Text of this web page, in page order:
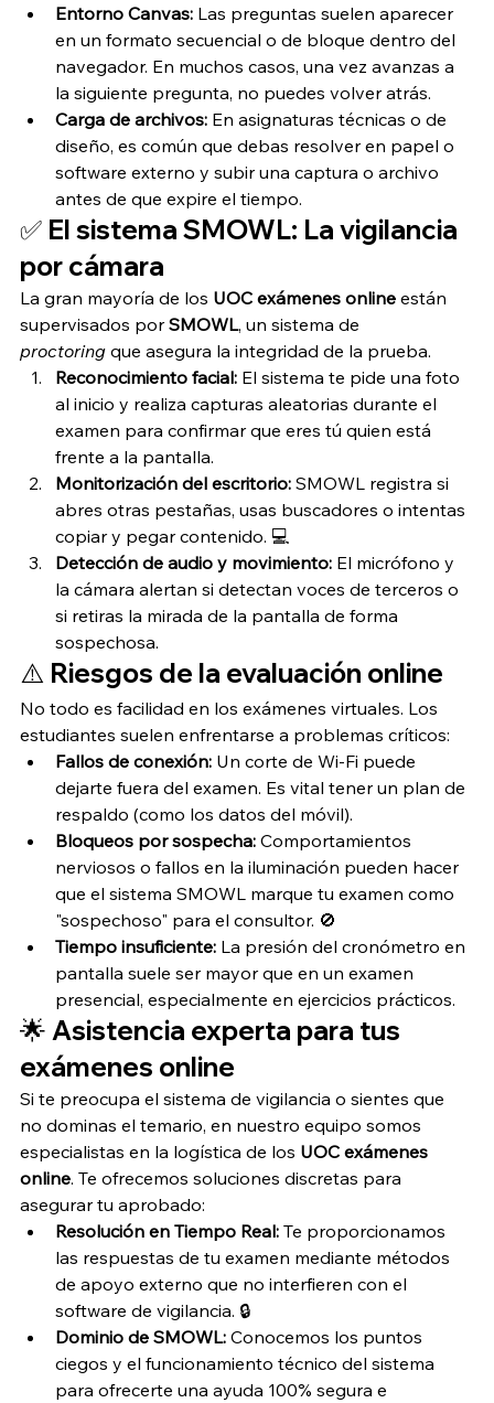
Entorno Canvas: Las preguntas suelen aparecer
en un formato secuencial o de bloque dentro del
navegador. En muchos casos, una vez avanzas a
la siguiente pregunta, no puedes volver atrás.
Carga de archivos: En asignaturas técnicas o de
diseño, es común que debas resolver en papel o
software externo y subir una captura o archivo
antes de que expire el tiempo.
✅ El sistema SMOWL: La vigilancia
por cámara
La gran mayoría de los UOC exámenes online están
supervisados por SMOWL, un sistema de
proctoring que asegura la integridad de la prueba.
Reconocimiento facial: El sistema te pide una foto
al inicio y realiza capturas aleatorias durante el
examen para confirmar que eres tú quien está
frente a la pantalla.
Monitorización del escritorio: SMOWL registra si
abres otras pestañas, usas buscadores o intentas
copiar y pegar contenido. 💻
Detección de audio y movimiento: El micrófono y
la cámara alertan si detectan voces de terceros o
si retiras la mirada de la pantalla de forma
sospechosa.
⚠️ Riesgos de la evaluación online
No todo es facilidad en los exámenes virtuales. Los
estudiantes suelen enfrentarse a problemas críticos:
Fallos de conexión: Un corte de Wi-Fi puede
dejarte fuera del examen. Es vital tener un plan de
respaldo (como los datos del móvil).
Bloqueos por sospecha: Comportamientos
nerviosos o fallos en la iluminación pueden hacer
que el sistema SMOWL marque tu examen como
"sospechoso" para el consultor. 🚫
Tiempo insuficiente: La presión del cronómetro en
pantalla suele ser mayor que en un examen
presencial, especialmente en ejercicios prácticos.
🌟 Asistencia experta para tus
exámenes online
Si te preocupa el sistema de vigilancia o sientes que
no dominas el temario, en nuestro equipo somos
especialistas en la logística de los UOC exámenes
online. Te ofrecemos soluciones discretas para
asegurar tu aprobado:
Resolución en Tiempo Real: Te proporcionamos
las respuestas de tu examen mediante métodos
de apoyo externo que no interfieren con el
software de vigilancia. 🔒
Dominio de SMOWL: Conocemos los puntos
ciegos y el funcionamiento técnico del sistema
para ofrecerte una ayuda 100% segura e